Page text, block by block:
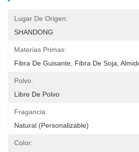
Lugar De Origen:
SHANDONG
Materias Primas:
Fibra De Guisante, Fibra De Soja,
Polvo:
Libre De Polvo
Fragancia:
Natural (Personalizable)
Color: